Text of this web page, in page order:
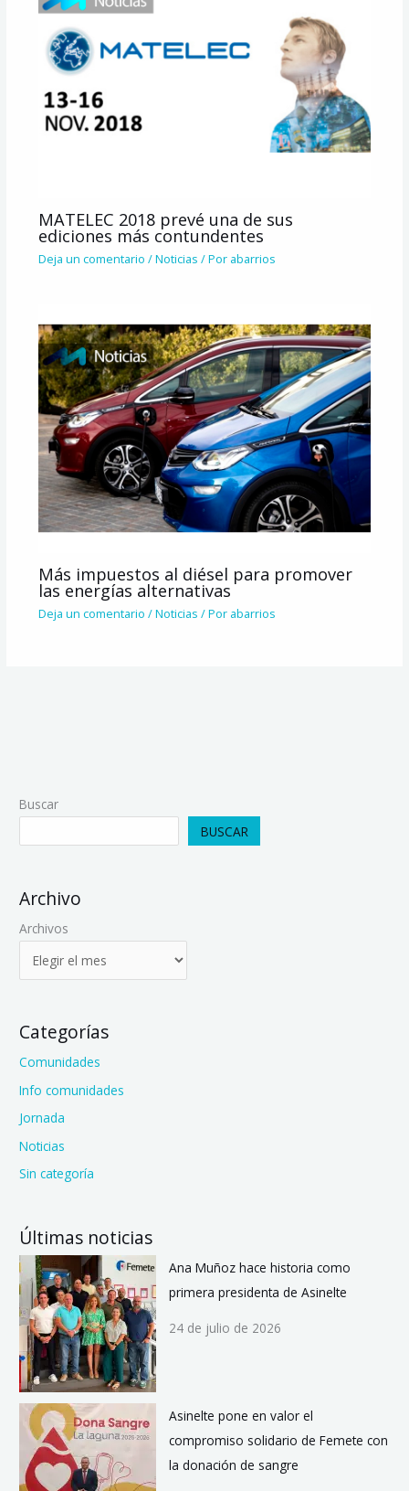
MATELEC 2018 prevé una de sus
ediciones más contundentes
Deja un comentario /Noticias / Por abarrios
Más impuestos al diésel para promover
las energías alternativas
Deja un comentario /Noticias / Por abarrios
Buscar
BUSCAR
Archivo
Archivos
Categorías
Comunidades
Info comunidades
Jornada
Noticias
Sin categoría
Últimas noticias
Ana Muñoz hace historia como
primera presidenta de Asinelte
24 de julio de 2026
Asinelte pone en valor el
compromiso solidario de Femete con
la donación de sangre